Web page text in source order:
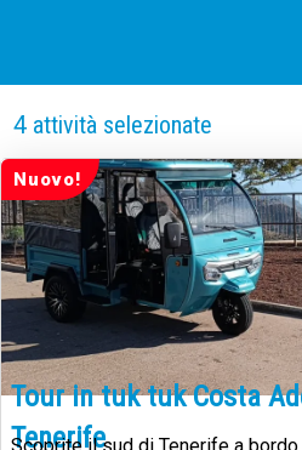
4attività selezionate
Nuovo!
Tour in tuk tuk Costa
Tenerife